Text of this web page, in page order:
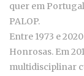
quer em
PALOP.
Entre 1973 e
Honrosas. Em
multidisciplinar